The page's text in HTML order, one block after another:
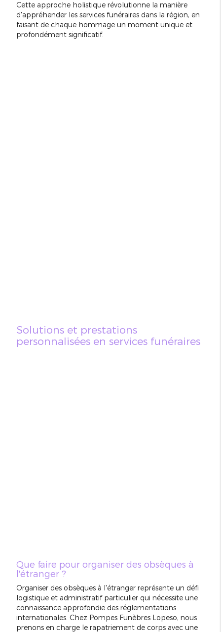
Cette approche holistique révolutionne la manière
d'appréhender les services funéraires dans la région, en
faisant de chaque hommage un moment unique et
profondément significatif.
Solutions et prestations
personnalisées en services funéraires
Que faire pour organiser des obsèques à
l'étranger ?
Organiser des obsèques à l'étranger représente un défi
logistique et administratif particulier qui nécessite une
connaissance approfondie des réglementations
internationales. Chez Pompes Funèbres Lopeso, nous
prenons en charge le rapatriement de corps avec une